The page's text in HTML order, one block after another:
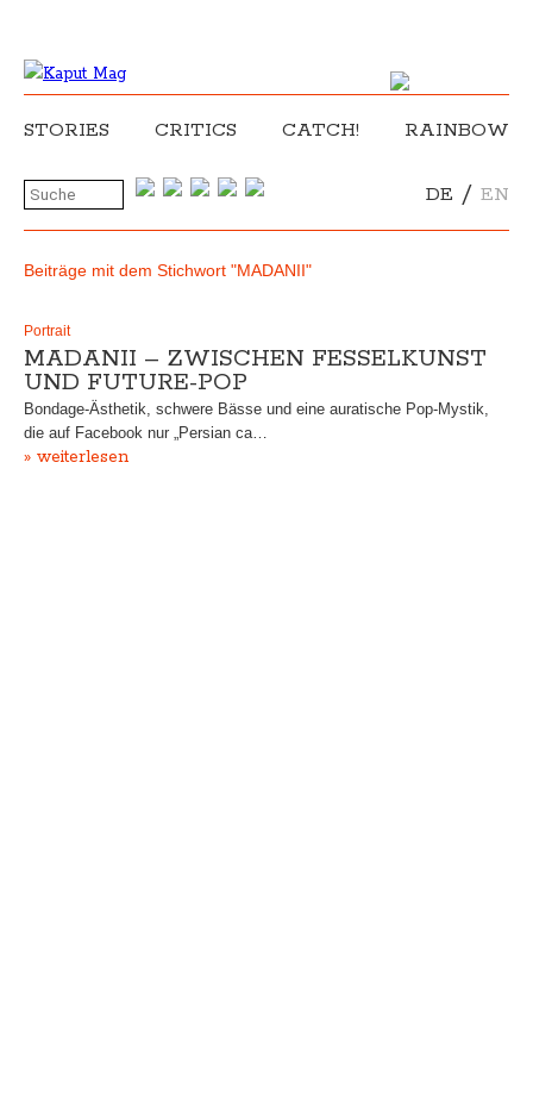
STORIES CRITICS CATCH! RAINBOW
DE / EN
Beiträge mit dem Stichwort "MADANII"
Portrait
MADANII – ZWISCHEN FESSELKUNST
UND FUTURE-POP
Bondage-Ästhetik, schwere Bässe und eine auratische Pop-Mystik,
die auf Facebook nur „Persian ca…
» weiterlesen